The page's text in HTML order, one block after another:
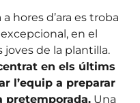
hores d’ara es troba
en el
de la plantilla.
en els últims
l’equip a preparar
pretemporada. Una